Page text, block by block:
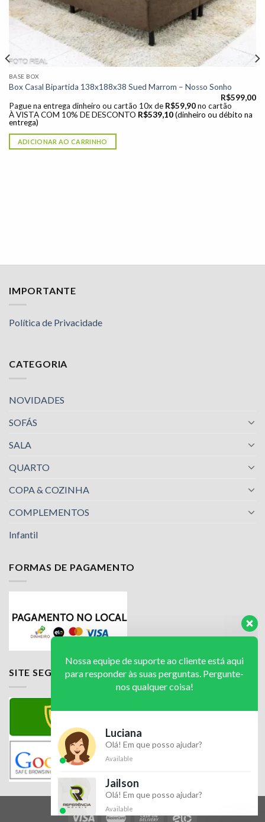
BASE BOX
Box Casal Bipartida 138x188x38 Sued Marrom – Nosso Sonho
R$599,00
Pague na entrega dinheiro ou cartão 10x de R$59,90 no cartão
À VISTA COM 10% DE DESCONTO R$539,10 (dinheiro ou débito na
entrega)
ADICIONAR AO CARRINHO
IMPORTANTE
Política de Privacidade
CATEGORIA
NOVIDADES
SOFÁS
SALA
QUARTO
COPA & COZINHA
COMPLEMENTOS
Infantil
FORMAS DE PAGAMENTO
SITE SEGURO
Nossa equipe de suporte ao cliente está aqui
nos qualquer coisa!
Luciana
Olá! Em que posso ajudar?
Available
Olá! Em que posso ajudar?
Available
Olá! Em que posso ajudar?
Available